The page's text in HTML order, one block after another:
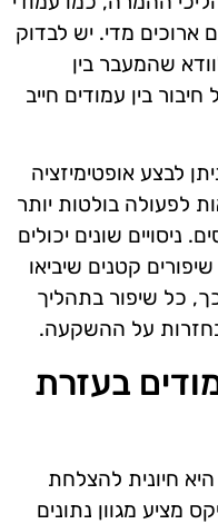
ארוכים מדי. יש לבדוק
שהמעבר בין
בין עמודים חייב
לבצע אופטימיזציה
לפעולה בולטות יותר
שונים יכולים
קטנים שיביאו
כל שיפור בתהליך
בחזרות על ההשקעה.
בעזרת
חיונית להצלחת
מציע מגוון נתונים